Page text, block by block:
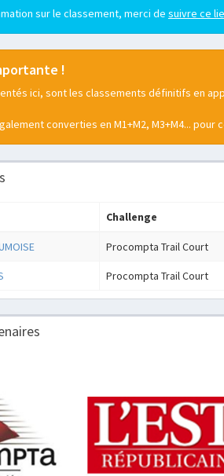
sur le classement, merci de suivre ce
!
ici, sont les classements définitifs en
converties en M1+M2, M3+M4... pour
Challenge
Procompta Trail Court
Procompta Trail Court